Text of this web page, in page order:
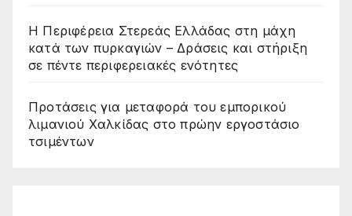
Η Περιφέρεια Στερεάς Ελλάδας στη μάχη
κατά των πυρκαγιών – Δράσεις και στήριξη
σε πέντε περιφερειακές ενότητες
Προτάσεις για μεταφορά του εμπορικού
λιμανιού Χαλκίδας στο πρώην εργοστάσιο
τσιμέντων